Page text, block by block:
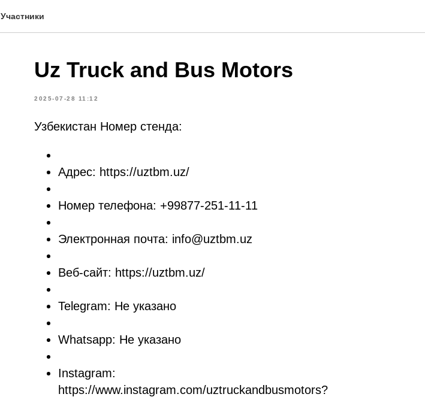
Участники
Uz Truck and Bus Motors
2025-07-28 11:12
Узбекистан Номер стенда:
Адрес: https://uztbm.uz/
Номер телефона: +99877-251-11-11
Электронная почта: info@uztbm.uz
Веб-сайт: https://uztbm.uz/
Telegram: Не указано
Whatsapp: Не указано
Instagram:
https://www.instagram.com/uztruckandbusmotors?